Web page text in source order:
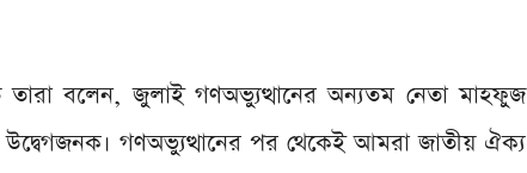
বলেন, জুলাই গণঅভ্যুত্থানের অন্যতম নেতা মাহফুজ
গণঅভ্যুত্থানের পর থেকেই আমরা জাতীয় ঐক্য